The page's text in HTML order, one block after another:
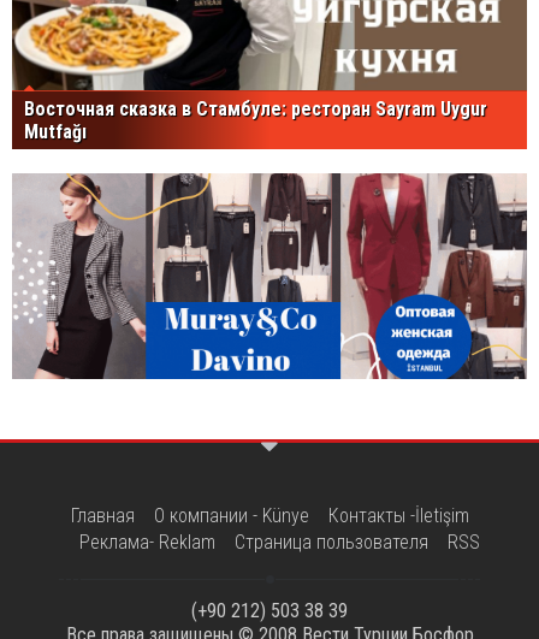
Восточная сказка в Стамбуле: ресторан Sayram Uygur
Mutfağı
Главная О компании - Künye
Контакты -İletişim
Реклама- Reklam
Страница пользователя RSS
(+90 212) 503 38 39